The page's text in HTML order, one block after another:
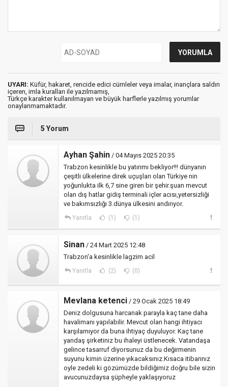
UYARI: Küfür, hakaret, rencide edici cümleler veya imalar, inançlara saldırı
içeren, imla kuralları ile yazılmamış,
Türkçe karakter kullanılmayan ve büyük harflerle yazılmış yorumlar
onaylanmamaktadır.
5 Yorum
Ayhan Şahin / 04 Mayıs 2025 20:35
Trabzon kesinlikle bu yatırımı bekliyor!!! dünyanın
çeşitli ülkelerine direk uçuşları olan Türkiye nin
yoğunlukta ilk 6,7 sine giren bir şehir.şuan mevcut
olan dış hatlar gidiş terminali içler acısı,yetersizliği
ve bakımsızlığı 3.dünya ülkesini andırıyor.
Yanıtla (1) (1)
Sinan / 24 Mart 2025 12:48
Trabzon'a kesinlikle lagzim acil
Yanıtla (2) (0)
Mevlana ketenci / 29 Ocak 2025 18:49
Deniz dolgusuna harcanak parayla kaç tane daha
havalimanı yapılabilir. Mevcut olan hangi ihtiyacı
karşılamıyor da buna ihtiyaç duyuluyor. Kaç tane
yandaş şirketiniz bu ihaleyi üstlenecek. Vatandaşa
gelince tasarruf diyorsunuz da bu değirmenin
suyunu kimin üzerine yıkacaksınız.Kısaca itibarınız
oyle zedeli ki gözümüzde bildiğimiz doğru bile sizin
avucunuzdaysa şüpheyle yaklaşıyoruz